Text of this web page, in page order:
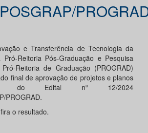
e Transferência de Tecnologia da
Reitoria Pós-Graduação e Pesquisa
Reitoria de Graduação (PROGRAD)
final de aprovação de projetos e planos
do Edital nº 12/2024
PROGRAD.
o resultado.